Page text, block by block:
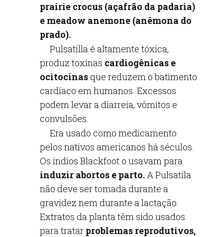
prairie crocus (açafrão da padaria)
e meadow anemone (anêmona do
prado).
Pulsatilla é altamente tóxica,
produz toxinas cardiogênicas e
ocitocinasque reduzem o batimento
cardíaco em humanos. Excessos
podem levar a diarreia, vômitos e
convulsões.
Era usado como medicamento
pelos nativos americanos há séculos.
Os índios Blackfoot o usavam para
induzir abortos e parto.A Pulsatila
não deve ser tomada durante a
gravidez nem durante a lactação.
Extratos da planta têm sido usados
para tratar problemas reprodutivos,